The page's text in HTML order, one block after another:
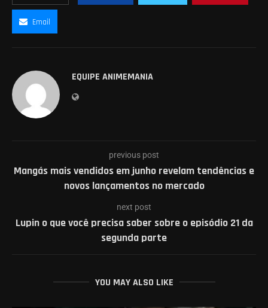
Email
EQUIPE ANIMEMANIA
previous post
Mangás mais vendidos em junho revelam tendências e
novos lançamentos no mercado
next post
Lupin o que você precisa saber sobre o episódio 21 da
segunda parte
YOU MAY ALSO LIKE